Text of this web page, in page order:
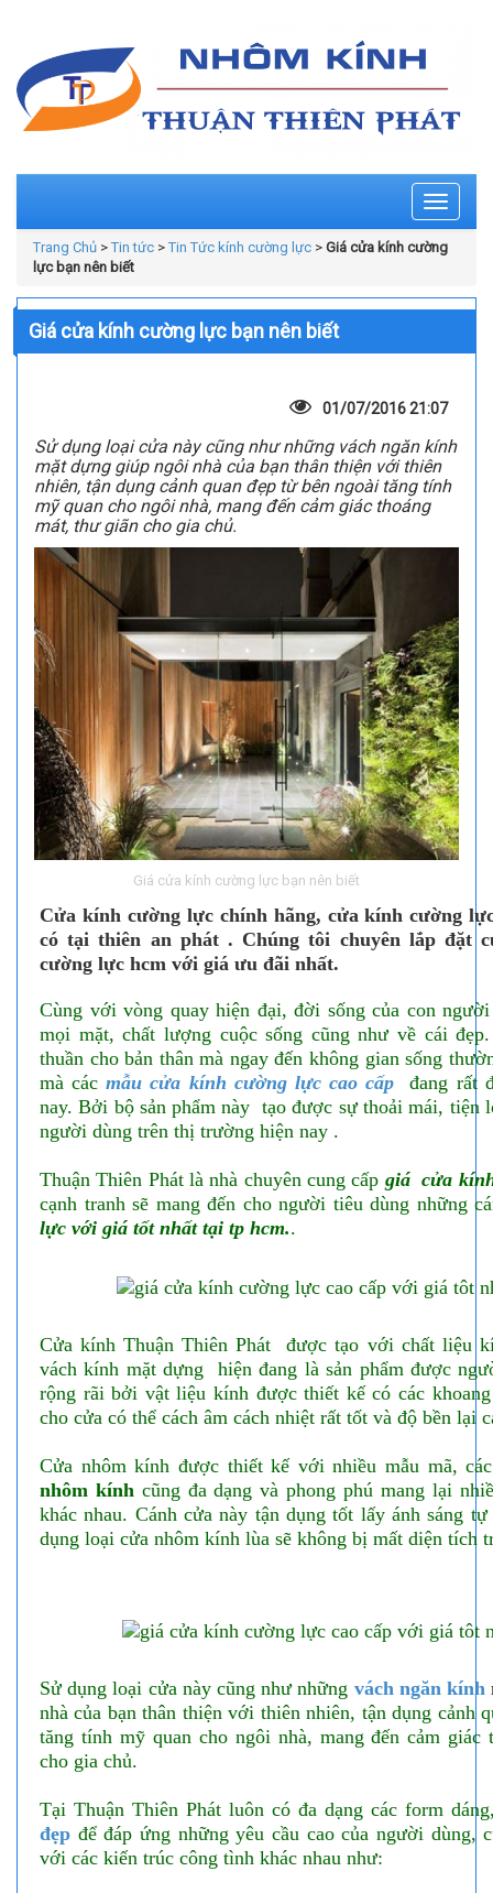
Toggle
Trang Chủ > Tin tức > Tin Tức kính cường lực > Giá cửa kính cường
lực bạn nên biết
Giá cửa kính cường lực bạn nên biết
01/07/2016 21:07
Sử dụng loại cửa này cũng như những vách ngăn kính
mặt dựng giúp ngôi nhà của bạn thân thiện với thiên
nhiên, tận dụng cảnh quan đẹp từ bên ngoài tăng tính
mỹ quan cho ngôi nhà, mang đến cảm giác thoáng
mát, thư giãn cho gia chủ.
Giá cửa kính cường lực bạn nên biết
Cửa kính cường lực chính hãng, cửa kính cường
có tại thiên an phát . Chúng tôi chuyên lắp đặt
cường lực hcm với giá ưu đãi nhất.
Cùng với vòng quay hiện đại, đời sống của con
mọi mặt, chất lượng cuộc sống cũng như về cái
thuần cho bản thân mà ngay đến không gian sống
mà các mẫu cửa kính cường lực cao cấp đang rất
nay. Bởi bộ sản phẩm này tạo được sự thoải mái, tiện
người dùng trên thị trường hiện nay .
Thuận Thiên Phát là nhà chuyên cung cấp giá cửa
cạnh tranh sẽ mang đến cho người tiêu dùng những
lực với giá tốt nhất tại tp hcm..
Cửa kính Thuận Thiên Phát được tạo với chất liệu
vách kính mặt dựng hiện đang là sản phẩm được
rộng rãi bởi vật liệu kính được thiết kế có các
cho cửa có thể cách âm cách nhiệt rất tốt và độ bền lại
Cửa nhôm kính được thiết kế với nhiều mẫu mã,
nhôm kínhcũng đa dạng và phong phú mang lại
khác nhau. Cánh cửa này tận dụng tốt lấy ánh sáng
dụng loại cửa nhôm kính lùa sẽ không bị mất diện tích
Sử dụng loại cửa này cũng như những vách ngăn kính
nhà của bạn thân thiện với thiên nhiên, tận dụng cảnh
tăng tính mỹ quan cho ngôi nhà, mang đến cảm giác
cho gia chủ.
Tại Thuận Thiên Phát luôn có đa dạng các form
đẹp để đáp ứng những yêu cầu cao của người dùng,
với các kiến trúc công tình khác nhau như: